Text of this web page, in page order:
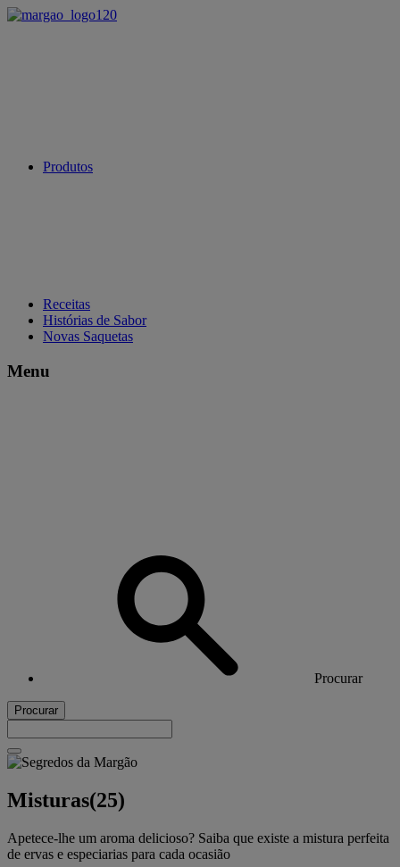
Produtos
Receitas
Histórias de Sabor
Novas Saquetas
Menu
Procurar
Procurar
Misturas(25)
Apetece-lhe um aroma delicioso? Saiba que existe a mistura perfeita
de ervas e especiarias para cada ocasião